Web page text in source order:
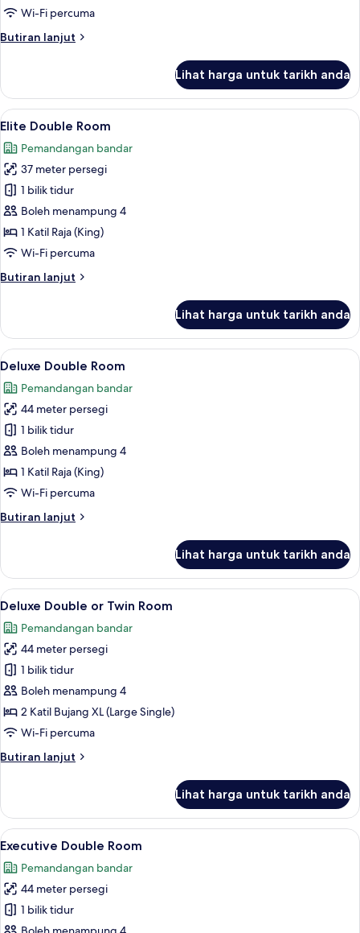
Wi-Fi percuma
Butiran lanjut
Butiran
Double
Room
Lihat harga untuk tarikh anda
Lihat
semua
foto
untuk
Elite
Double
Room
Peralatan tempat tidur premium,
10
Elite Double Room
Pemandangan bandar
37 meter persegi
1 bilik tidur
Boleh menampung 4
1 Katil Raja (King)
Wi-Fi percuma
Butiran lanjut
Butiran
Double
Room
Lihat harga untuk tarikh anda
Lihat
semua
foto
untuk
Deluxe
Double
Room
Peralatan tempat tidur premium,
10
Deluxe Double Room
Pemandangan bandar
44 meter persegi
1 bilik tidur
Boleh menampung 4
1 Katil Raja (King)
Wi-Fi percuma
Butiran lanjut
Butiran
Double
Room
Lihat harga untuk tarikh anda
Lihat
semua
foto
untuk
Deluxe
Double
or
Twin
Deluxe Double or Twin Room |
7
Deluxe Double or Twin Room
Pemandangan bandar
44 meter persegi
1 bilik tidur
Boleh menampung 4
2 Katil Bujang XL (Large Single)
Wi-Fi percuma
Butiran lanjut
Butiran
Double
or
Twin
Lihat harga untuk tarikh anda
Lihat
semua
foto
untuk
Executive
Double
Peralatan tempat tidur premium,
20
Executive Double Room
Pemandangan bandar
44 meter persegi
1 bilik tidur